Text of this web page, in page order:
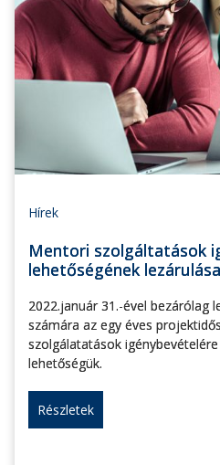
Hírek
Mentori szolgáltatások
lehetőségének lezárulása
2022.január 31.-ével bezárólag
számára az egy éves
szolgálatatások
lehetőségük.
Részletek